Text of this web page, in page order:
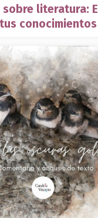
sobre literatura: